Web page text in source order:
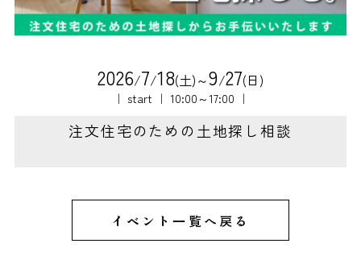
2026/7/18(土)～9/27(日)
｜ start ｜ 10:00～17:00 ｜
注文住宅のための土地探し相談
イベント一覧へ戻る